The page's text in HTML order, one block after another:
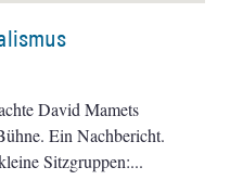
David Mamets
Ein Nachbericht.
Sitzgruppen: